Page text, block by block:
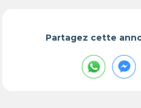
Partagez cette